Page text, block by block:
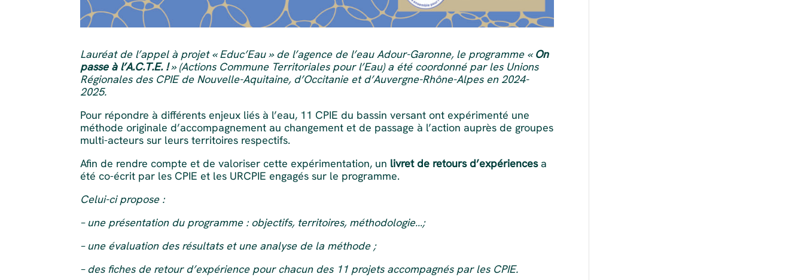
Lauréat de l’appel à projet « Educ’Eau » de l’agence de l’eau Adour-Garonne, le programme « On
passe à l’A.C.T.E. !» (Actions Commune Territoriales pour l’Eau) a été coordonné par les Unions
Régionales des CPIE de Nouvelle-Aquitaine, d’Occitanie et d’Auvergne-Rhône-Alpes en 2024-
2025.
Pour répondre à différents enjeux liés à l’eau, 11 CPIE du bassin versant ont expérimenté une
méthode originale d’accompagnement au changement et de passage à l’action auprès de groupes
multi-acteurs sur leurs territoires respectifs.
Afin de rendre compte et de valoriser cette expérimentation, un livret de retours d’expériencesa
été co-écrit par les CPIE et les URCPIE engagés sur le programme.
Celui-ci propose :
– une présentation du programme : objectifs, territoires, méthodologie…;
– une évaluation des résultats et une analyse de la méthode ;
– des fiches de retour d’expérience pour chacun des 11 projets accompagnés par les CPIE.